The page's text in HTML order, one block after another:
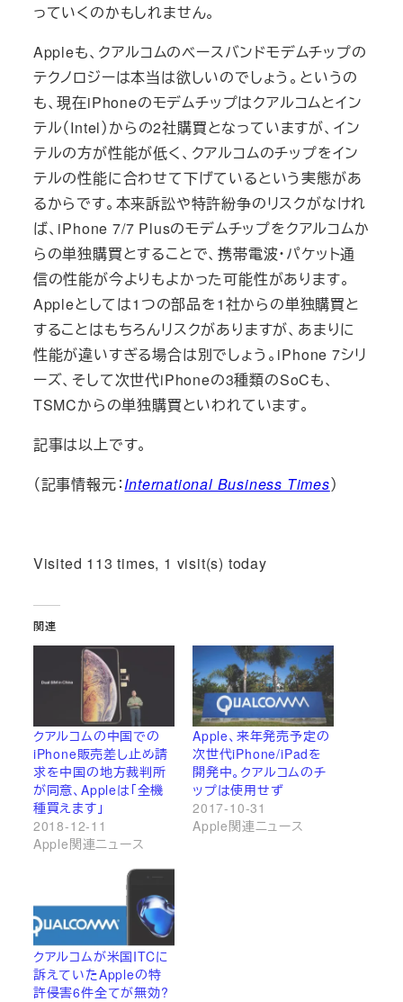
っていくのかもしれません。
Appleも、クアルコムのベースバンドモデムチップの
テクノロジーは本当は欲しいのでしょう。というの
も、現在iPhoneのモデムチップはクアルコムとイン
テル（Intel）からの2社購買となっていますが、イン
テルの方が性能が低く、クアルコムのチップをイン
テルの性能に合わせて下げているという実態があ
るからです。本来訴訟や特許紛争のリスクがなけれ
ば、iPhone 7/7 Plusのモデムチップをクアルコムか
らの単独購買とすることで、携帯電波・パケット通
信の性能が今よりもよかった可能性があります。
Appleとしては1つの部品を1社からの単独購買と
することはもちろんリスクがありますが、あまりに
性能が違いすぎる場合は別でしょう。iPhone 7シリ
ーズ、そして次世代iPhoneの3種類のSoCも、
TSMCからの単独購買といわれています。
記事は以上です。
（記事情報元：International Business Times）
Visited 113 times, 1 visit(s) today
関連
クアルコムの中国での
iPhone販売差し止め請
求を中国の地方裁判所
が同意、Appleは「全機
種買えます」
2018-12-11
Apple関連ニュース
Apple、来年発売予定の
次世代iPhone/iPadを
開発中。クアルコムのチ
ップは使用せず
2017-10-31
Apple関連ニュース
クアルコムが米国ITCに
訴えていたAppleの特
許侵害6件全てが無効?